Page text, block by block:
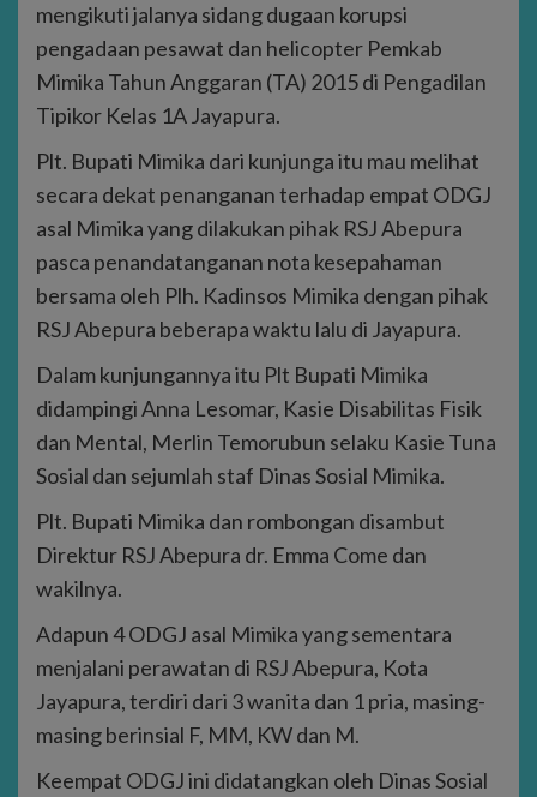
mengikuti jalanya sidang dugaan korupsi
pengadaan pesawat dan helicopter Pemkab
Mimika Tahun Anggaran (TA) 2015 di Pengadilan
Tipikor Kelas 1A Jayapura.
Plt. Bupati Mimika dari kunjunga itu mau melihat
secara dekat penanganan terhadap empat ODGJ
asal Mimika yang dilakukan pihak RSJ Abepura
pasca penandatanganan nota kesepahaman
bersama oleh Plh. Kadinsos Mimika dengan pihak
RSJ Abepura beberapa waktu lalu di Jayapura.
Dalam kunjungannya itu Plt Bupati Mimika
didampingi Anna Lesomar, Kasie Disabilitas Fisik
dan Mental, Merlin Temorubun selaku Kasie Tuna
Sosial dan sejumlah staf Dinas Sosial Mimika.
Plt. Bupati Mimika dan rombongan disambut
Direktur RSJ Abepura dr. Emma Come dan
wakilnya.
Adapun 4 ODGJ asal Mimika yang sementara
menjalani perawatan di RSJ Abepura, Kota
Jayapura, terdiri dari 3 wanita dan 1 pria, masing-
masing berinsial F, MM, KW dan M.
Keempat ODGJ ini didatangkan oleh Dinas Sosial